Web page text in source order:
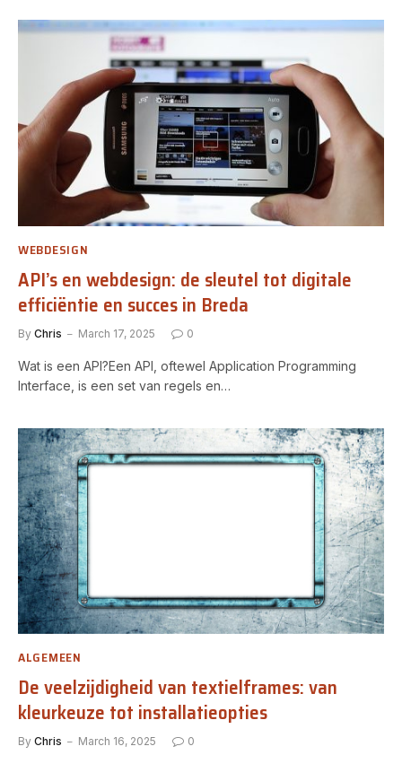
WEBDESIGN
API’s en webdesign: de sleutel tot digitale
efficiëntie en succes in Breda
By Chris March 17, 2025 0
Wat is een API?Een API, oftewel Application Programming
Interface, is een set van regels en…
ALGEMEEN
De veelzijdigheid van textielframes: van
kleurkeuze tot installatieopties
By Chris March 16, 2025 0